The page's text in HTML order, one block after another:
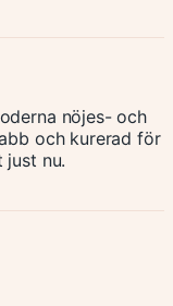
nöjes- och
och kurerad för
nu.